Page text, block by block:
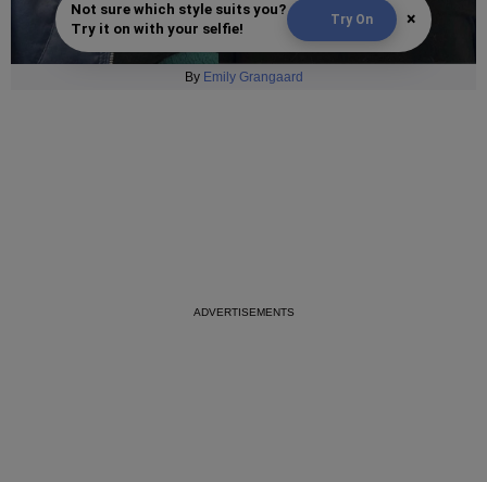
Not sure which style suits you?
Try it on with your selfie!
Try On ×
By Emily Grangaard